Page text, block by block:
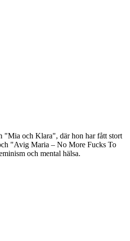
"Mia och Klara", där hon har fått stort
"Avig Maria – No More Fucks To
och mental hälsa.